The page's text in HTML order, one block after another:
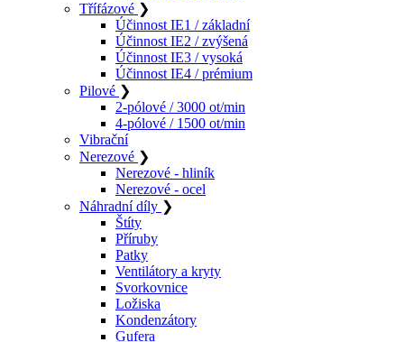
Třífázové ❯
Účinnost IE1 / základní
Účinnost IE2 / zvýšená
Účinnost IE3 / vysoká
Účinnost IE4 / prémium
Pilové ❯
2-pólové / 3000 ot/min
4-pólové / 1500 ot/min
Vibrační
Nerezové ❯
Nerezové - hliník
Nerezové - ocel
Náhradní díly ❯
Štíty
Příruby
Patky
Ventilátory a kryty
Svorkovnice
Ložiska
Kondenzátory
Gufera